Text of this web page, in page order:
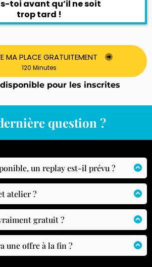
toi avant qu’il ne soit
trop tard !
MA PLACE GRATUITEMENT
120 Minutes
pour les inscrites
question ?
un replay est-il prévu ?
envoyé à toutes les inscrites
7 jours.
atelier ?
et thérapeutes qui
leur histoire en une vraie
et accompagner avec
et impact.
se lancer, mais doutent
gratuit ?
! Prends un carnet de notes,
et découvre comment cette
ta posture et ton
une offre à la fin ?
être transparente et adresser